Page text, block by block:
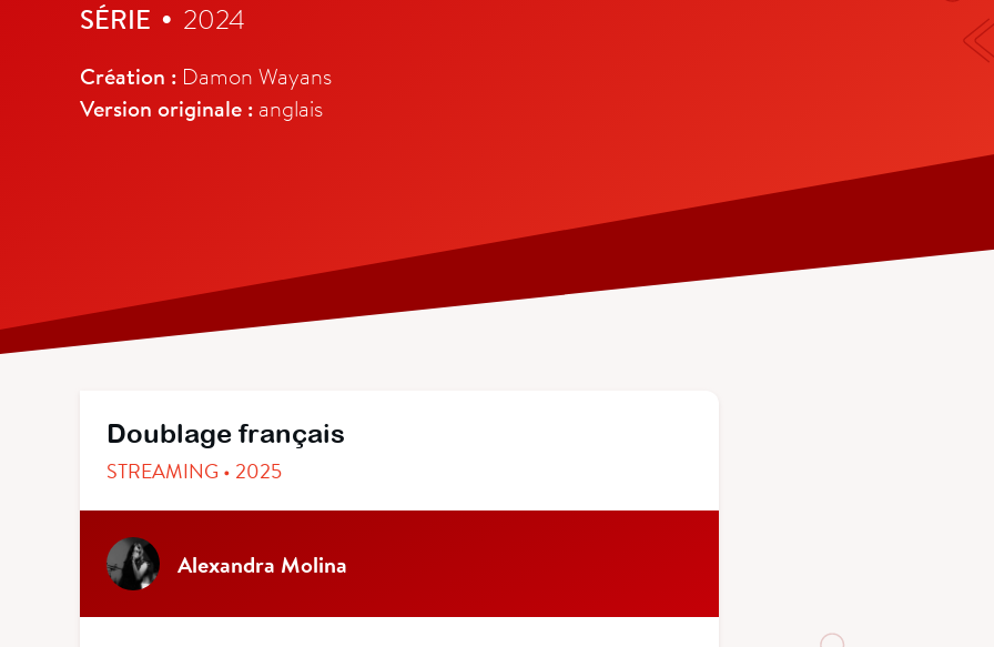
SÉRIE • 2024
Création : Damon Wayans
Version originale : anglais
Doublage français
STREAMING • 2025
Alexandra Molina